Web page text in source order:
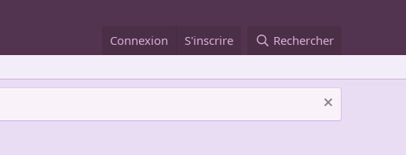
Connexion S'inscrire Rechercher